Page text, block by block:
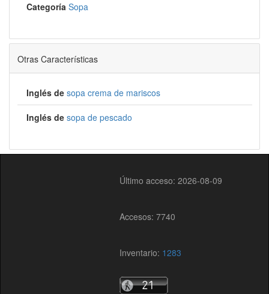
Categoría Sopa
Otras Características
Inglés de sopa crema de mariscos
Inglés de sopa de pescado
Último acceso: 2026-08-09
Accesos: 7740
Inventario: 1283